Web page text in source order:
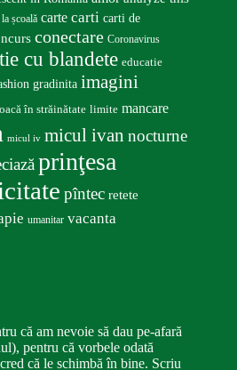
la școală carte carti carti de
conectare Coronavirus
cu blandete educatie
gradinita imagini
în străinătate limite mancare
micul iv micul ivan nocturne
prinţesa
pîntec retete
umanitar vacanta
că am nevoie să dau pe-afară
pentru că vorbele odată
că le schimbă în bine. Scriu